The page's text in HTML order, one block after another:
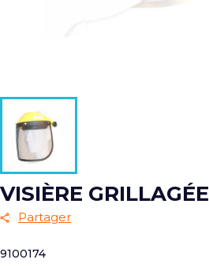
VISIÈRE GRILLAGÉE
Partager
9100174